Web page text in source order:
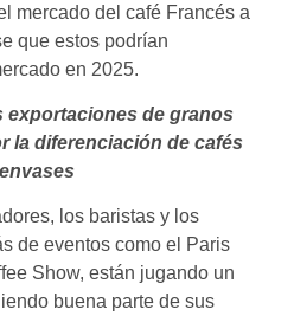
mercado del café Francés a
que estos podrían
en 2025.
exportaciones de granos
la diferenciación de cafés
los baristas y los
de eventos como el Paris
Show, están jugando un
buena parte de sus